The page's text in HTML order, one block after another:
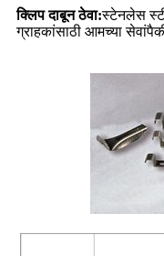
क्लिप दाबून ठेवा:स्टेनलेस
ग्राहकांसाठी आमच्या